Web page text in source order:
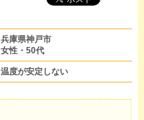
兵庫県神戸市
女性・50代
温度が安定しない